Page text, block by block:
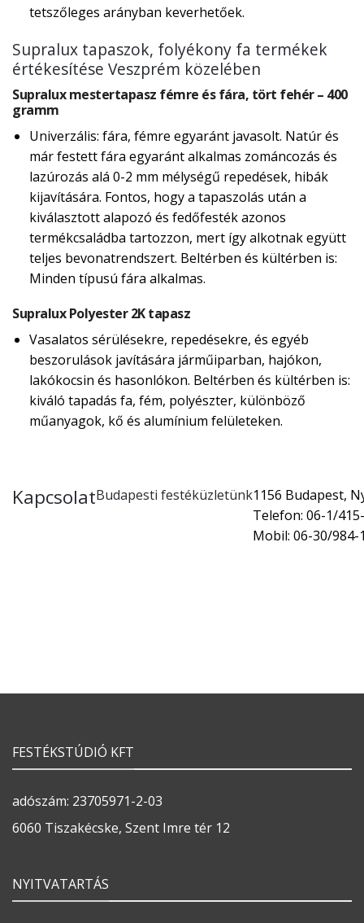
tetszőleges arányban keverhetőek.
Supralux tapaszok, folyékony fa termékek
értékesítése Veszprém közelében
Supralux mestertapasz fémre és fára, tört fehér – 400
gramm
Univerzális: fára, fémre egyaránt javasolt. Natúr és
már festett fára egyaránt alkalmas zománcozás és
lazúrozás alá 0-2 mm mélységű repedések, hibák
kijavítására. Fontos, hogy a tapaszolás után a
kiválasztott alapozó és fedőfesték azonos
termékcsaládba tartozzon, mert így alkotnak együtt
teljes bevonatrendszert. Beltérben és kültérben is:
Minden típusú fára alkalmas.
Supralux Polyester 2K tapasz
Vasalatos sérülésekre, repedésekre, és egyéb
beszorulások javítására járműiparban, hajókon,
lakókocsin és hasonlókon. Beltérben és kültérben is:
kiváló tapadás fa, fém, polyészter, különböző
műanyagok, kő és alumínium felületeken.
KapcsolatBudapesti festéküzletünk1156 Budapest,
Telefon: 06-1/
Mobil: 06-30/984-
FESTÉKSTÚDIÓ KFT
adószám: 23705971-2-03
6060 Tiszakécske, Szent Imre tér 12
NYITVATARTÁS